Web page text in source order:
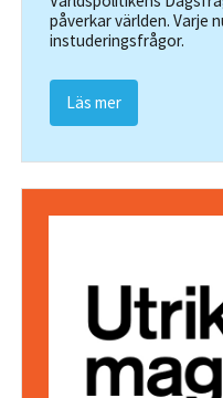
påverkar världen. Varje
instuderingsfrågor.
Läs mer